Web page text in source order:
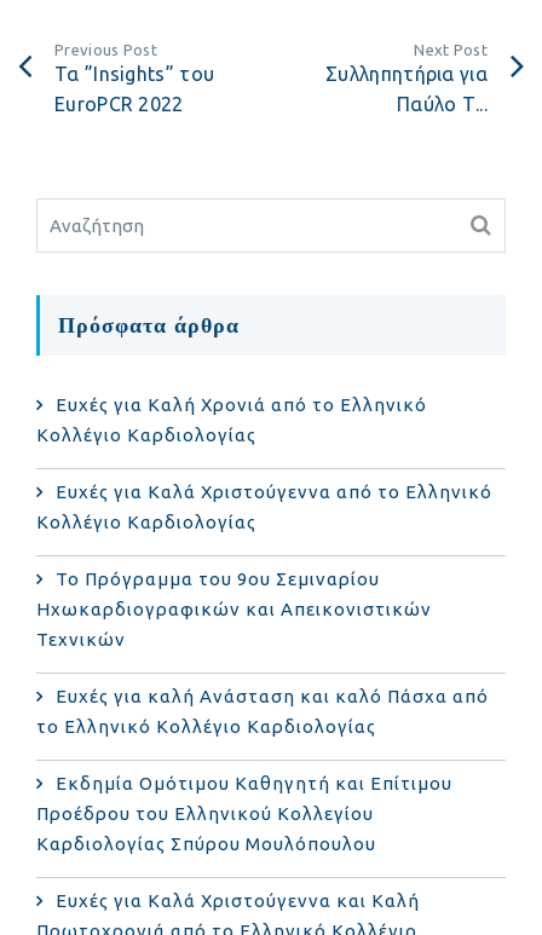
Previous Post
Τα ”Insights” του
EuroPCR 2022
Next Post
Συλληπητήρια για
Παύλο Τ...
Πρόσφατα άρθρα
Ευχές για Καλή Χρονιά από το Ελληνικό
Κολλέγιο Καρδιολογίας
Ευχές για Καλά Χριστούγεννα από το Ελληνικό
Κολλέγιο Καρδιολογίας
Το Πρόγραμμα του 9ου Σεμιναρίου
Ηχωκαρδιογραφικών και Απεικονιστικών
Τεχνικών
Ευχές για καλή Ανάσταση και καλό Πάσχα από
το Ελληνικό Κολλέγιο Καρδιολογίας
Εκδημία Ομότιμου Καθηγητή και Επίτιμου
Προέδρου του Ελληνικού Κολλεγίου
Καρδιολογίας Σπύρου Μουλόπουλου
Ευχές για Καλά Χριστούγεννα και Καλή
Πρωτοχρονιά από το Ελληνικό Κολλέγιο